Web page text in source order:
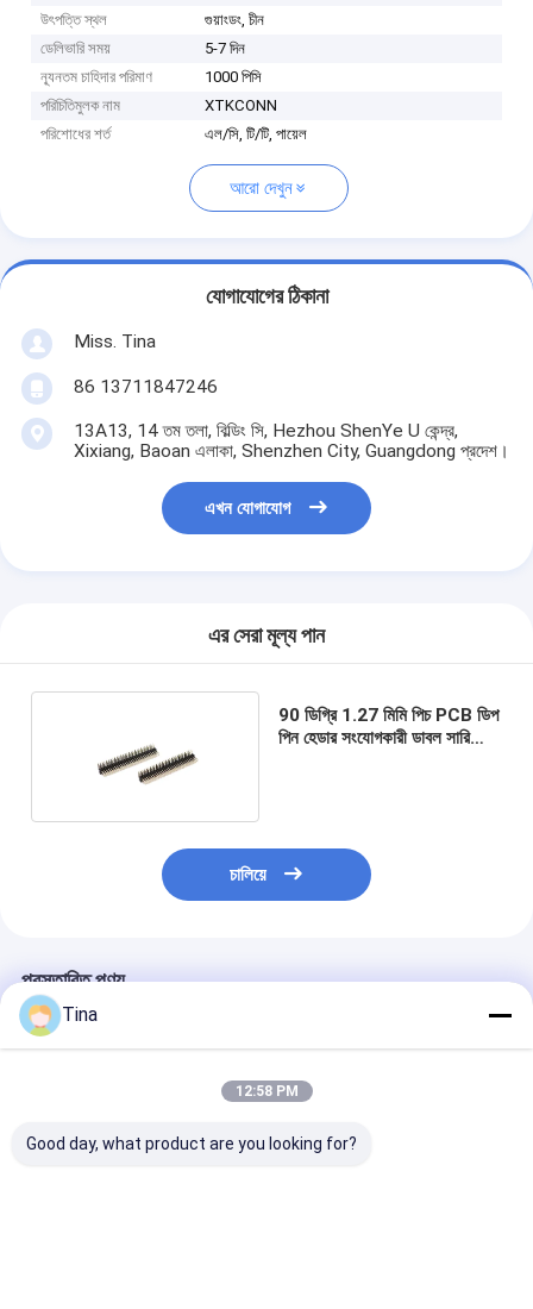
উৎপত্তি স্থল
গুয়াংডং, চীন
ডেলিভারি সময়
5-7 দিন
ন্যূনতম চাহিদার পরিমাণ
1000 পিসি
পরিচিতিমুলক নাম
XTKCONN
পরিশোধের শর্ত
এল/সি, টি/টি, পায়েল
আরো দেখুন
যোগাযোগের ঠিকানা
Miss. Tina
86 13711847246
13A13, 14 তম তলা, বিল্ডিং সি, Hezhou ShenYe U কেন্দ্র,
Xixiang, Baoan এলাকা, Shenzhen City, Guangdong প্রদেশ।
এখন যোগাযোগ
এর সেরা মূল্য পান
90 ডিগ্রি 1.27 মিমি পিচ PCB ডিপ
পিন হেডার সংযোগকারী ডাবল সারি
চালিয়ে
প্রস্তাবিত পণ্য
Tina
12:58 PM
Good day, what product are you looking for?